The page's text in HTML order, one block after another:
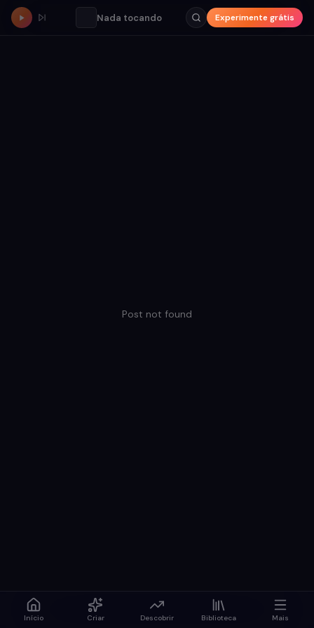
Nada tocando Experimente grátis
Post not found
Início Criar Descobrir Biblioteca Mais